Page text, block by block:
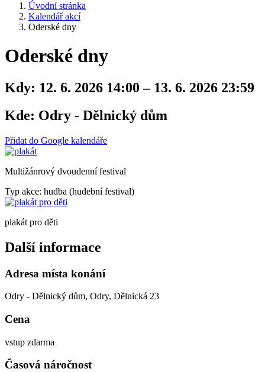
Úvodní stránka
Kalendář akcí
Oderské dny
Oderské dny
Kdy: 12. 6. 2026 14:00 – 13. 6. 2026 23:59
Kde: Odry - Dělnický dům
Přidat do Google kalendáře
Multižánrový dvoudenní festival
Typ akce: hudba (hudební festival)
plakát pro děti
Další informace
Adresa místa konání
Odry - Dělnický dům, Odry, Dělnická 23
Cena
vstup zdarma
Časová náročnost